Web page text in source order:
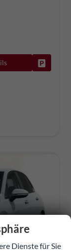
Dienste für Sie